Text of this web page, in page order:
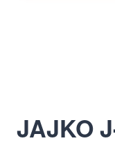
JAJKO